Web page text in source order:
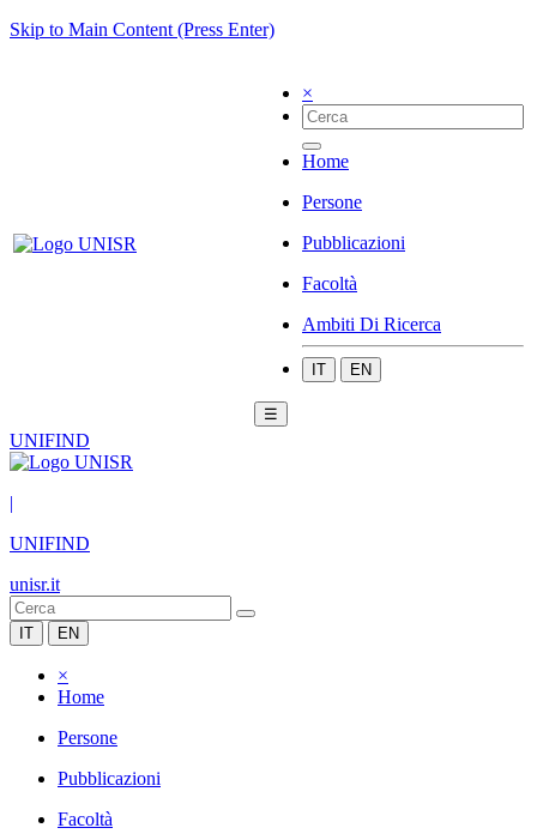
Skip to Main Content (Press Enter)
×
Home
Persone
Pubblicazioni
Facoltà
Ambiti Di Ricerca
IT EN
☰
UNIFIND
|
UNIFIND
unisr.it
IT EN
×
Home
Persone
Pubblicazioni
Facoltà